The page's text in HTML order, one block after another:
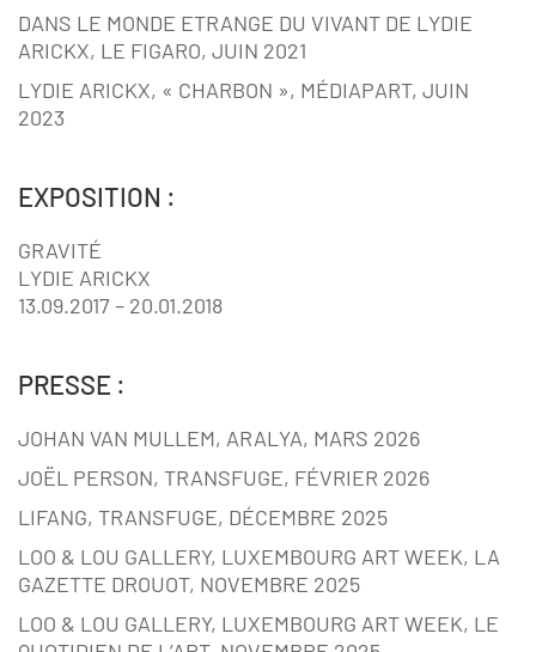
DANS LE MONDE ETRANGE DU VIVANT DE LYDIE
ARICKX, LE FIGARO, JUIN 2021
LYDIE ARICKX, « CHARBON », MÉDIAPART, JUIN
2023
EXPOSITION :
GRAVITÉ
LYDIE ARICKX
13.09.2017 – 20.01.2018
PRESSE :
JOHAN VAN MULLEM, ARALYA, MARS 2026
JOËL PERSON, TRANSFUGE, FÉVRIER 2026
LIFANG, TRANSFUGE, DÉCEMBRE 2025
LOO & LOU GALLERY, LUXEMBOURG ART WEEK, LA
GAZETTE DROUOT, NOVEMBRE 2025
LOO & LOU GALLERY, LUXEMBOURG ART WEEK, LE